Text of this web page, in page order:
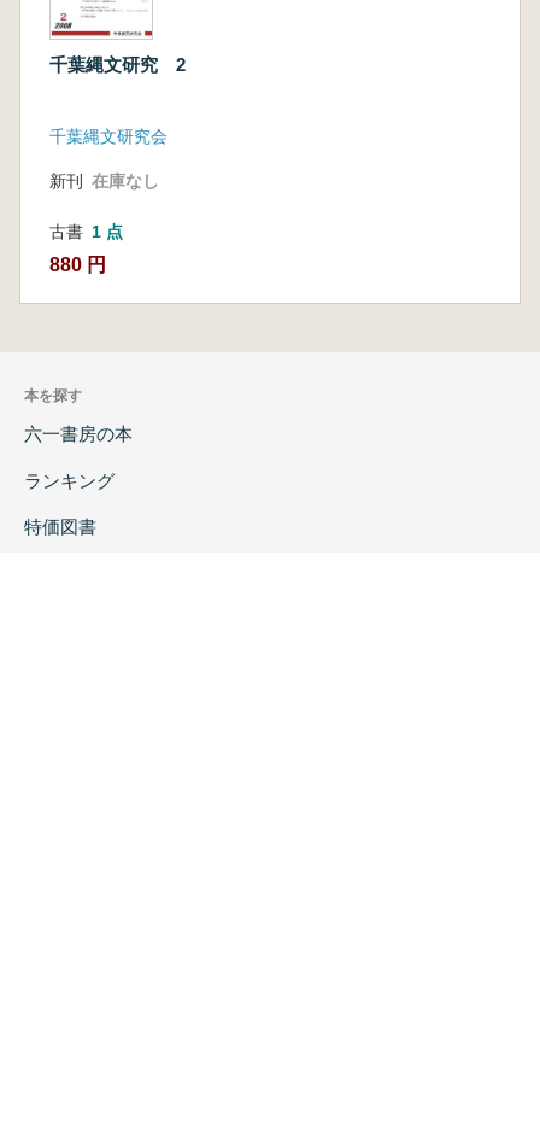
千葉縄文研究 2
千葉縄文研究会
新刊 在庫なし
古書 1 点
880 円
本を探す
六一書房の本
ランキング
特価図書